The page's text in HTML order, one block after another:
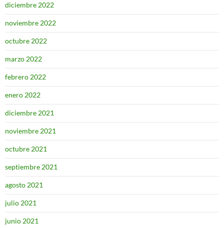
diciembre 2022
noviembre 2022
octubre 2022
marzo 2022
febrero 2022
enero 2022
diciembre 2021
noviembre 2021
octubre 2021
septiembre 2021
agosto 2021
julio 2021
junio 2021